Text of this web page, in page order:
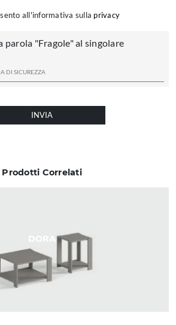
Prodotti Correlati
all'informativa sulla privacy
parola "Fragole" al singolare
INVIA